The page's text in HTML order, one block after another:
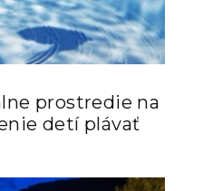
prostredie na
detí plávať